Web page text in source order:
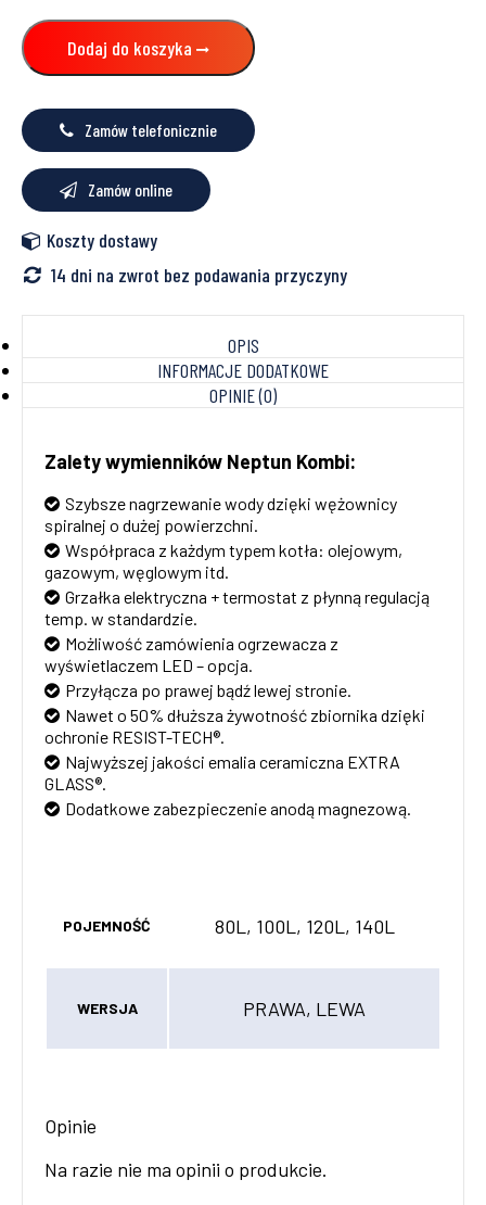
WISZĄCY
NEPTUN
KOMBIDodaj do koszyka
Zamów telefonicznie
Zamów online
Koszty dostawy
14 dni na zwrot bez podawania przyczyny
OPIS
INFORMACJE DODATKOWE
OPINIE (0)
Zalety wymienników Neptun Kombi:
Szybsze nagrzewanie wody dzięki wężownicy
spiralnej o dużej powierzchni.
Współpraca z każdym typem kotła: olejowym,
gazowym, węglowym itd.
Grzałka elektryczna + termostat z płynną regulacją
temp. w standardzie.
Możliwość zamówienia ogrzewacza z
wyświetlaczem LED – opcja.
Przyłącza po prawej bądź lewej stronie.
Nawet o 50% dłuższa żywotność zbiornika dzięki
ochronie RESIST-TECH®.
Najwyższej jakości emalia ceramiczna EXTRA
GLASS®.
Dodatkowe zabezpieczenie anodą magnezową.
POJEMNOŚĆ 80L, 100L, 120L, 140L
WERSJA PRAWA, LEWA
Opinie
Na razie nie ma opinii o produkcie.